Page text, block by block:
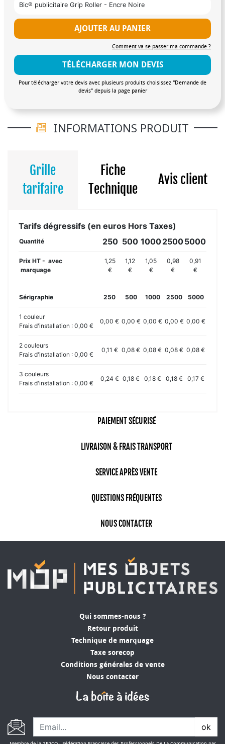
Bic® publicitaire Grip Roller - Encre Noire
AJOUTER AU PANIER
Comment va se passer ma commande ?
TÉLÉCHARGER MON DEVIS
Pour télécharger votre devis avec plusieurs produits choisissez "Demande de
devis" depuis la page panier
INFORMATIONS PRODUIT
Grille
tarifaire
Fiche
Technique
Avis client
Tarifs dégressifs (en euros Hors Taxes)
Quantité 250 500 100025005000
Prix HT - avec
marquage
1,25
€
1,12
€
1,05
€
0,98
€
0,91
€
Sérigraphie 250 500 1000 2500 5000
1 couleur
Frais d'installation : 0,00 €
0,00 € 0,00 € 0,00 € 0,00 € 0,00 €
2 couleurs
Frais d'installation : 0,00 €
0,11 € 0,08 € 0,08 € 0,08 € 0,08 €
3 couleurs
Frais d'installation : 0,00 €
0,24 € 0,18 € 0,18 € 0,18 € 0,17 €
PAIEMENT SÉCURISÉ
LIVRAISON & FRAIS TRANSPORT
SERVICE APRÈS VENTE
QUESTIONS FRÉQUENTES
NOUS CONTACTER
Qui sommes-nous ?
Retour produit
Technique de marquage
Taxe sorecop
Conditions générales de vente
Nous contacter
ok